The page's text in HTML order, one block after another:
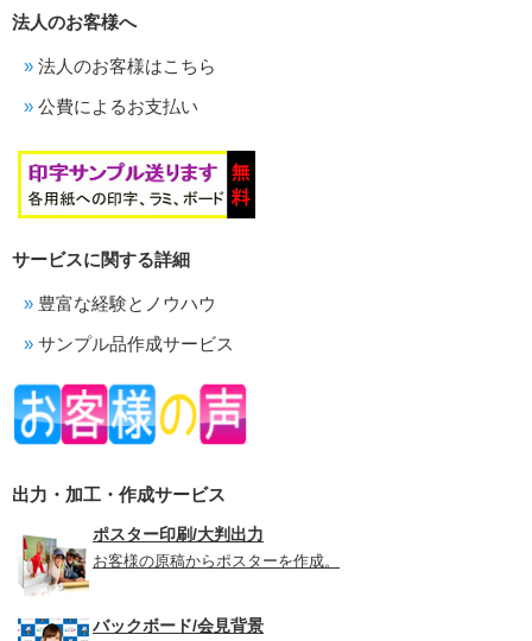
法人のお客様へ
法人のお客様はこちら
公費によるお支払い
サービスに関する詳細
豊富な経験とノウハウ
サンプル品作成サービス
出力・加工・作成サービス
ポスター印刷/大判出力
お客様の原稿からポスターを作成。
バックボード/会見背景